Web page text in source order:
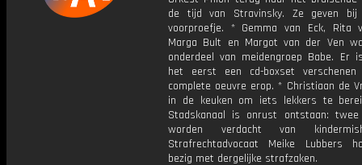
de tijd van Stravinsky. Ze geven
voorproefje. * Gemma van Eck, Rita
Marga Bult en Margot van der Ven
onderdeel van meidengroep Babe. Er
het eerst een cd-boxset
complete oeuvre erop. * Christiaan de
in de keuken om iets lekkers te
Stadskanaal is onrust ontstaan: twee
worden verdacht van
Strafrechtadvocaat Meike Lubbers
bezig met dergelijke strafzaken.